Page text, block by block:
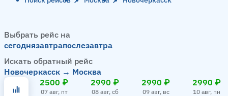
Выбрать рейс на
сегоднязавтрапослезавтра
Искать обратный рейс
Новочеркасск → Москва
2500 ₽
07 авг, пт
2990 ₽
08 авг, сб
2990 ₽
09 авг, вс
2990 ₽
10 авг, пн